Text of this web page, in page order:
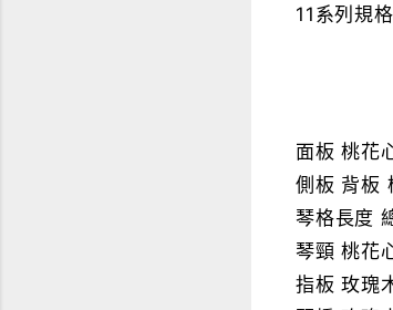
11系列規
面板 桃花
側板 背板
琴格長度
琴頸 桃花
指板 玫瑰